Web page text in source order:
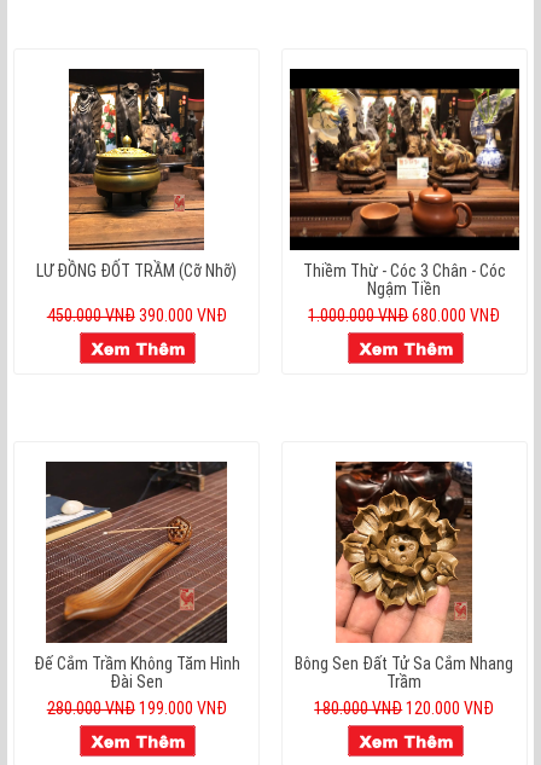
LƯ ĐỒNG ĐỐT TRẦM (cỡ Nhỡ)
450.000 VNĐ 390.000 VNĐ
Thiềm Thừ - Cóc 3 Chân - Cóc
Ngậm Tiền
1.000.000 VNĐ680.000 VNĐ
Đế Cắm Trầm Không Tăm Hình
Đài Sen
280.000 VNĐ 199.000 VNĐ
Bông Sen Đất Tử Sa Cắm Nhang
Trầm
180.000 VNĐ120.000 VNĐ